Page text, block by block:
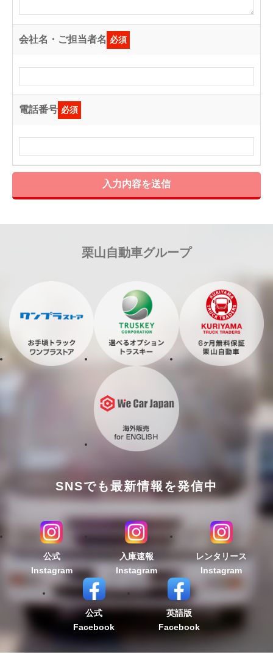
会社名・ご担当者名 必須
電話番号 必須
入力内容を送信
栗山自動車グループ
SNSでも最新情報を発信中
公式
Instagram
入庫速報
Instagram
レンタリース
Instagram
公式
Facebook
英語版
Facebook